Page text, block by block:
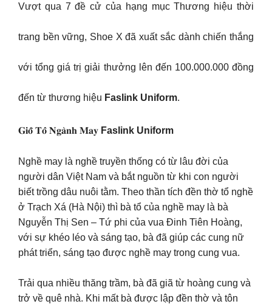
Vượt qua 7 đề cử của hạng mục Thương hiệu thời
trang bền vững, Shoe X đã xuất sắc dành chiến thắng
với tổng giá trị giải thưởng lên đến 100.000.000 đồng
đến từ thương hiệu Faslink Uniform.
𝐆𝐢𝐨̂̃ 𝐓𝐨̂̉ 𝐍𝐠𝐚̀𝐧𝐡 𝐌𝐚𝐲 Faslink Uniform
Nghề may là nghề truyền thống có từ lâu đời của
người dân Việt Nam và bắt nguồn từ khi con người
biết trồng dâu nuôi tằm. Theo thần tích đền thờ tổ nghề
ở Trạch Xá (Hà Nội) thì bà tổ của nghề may là bà
Nguyễn Thị Sen – Tứ phi của vua Đinh Tiên Hoàng,
với sự khéo léo và sáng tạo, bà đã giúp các cung nữ
phát triển, sáng tạo được nghề may trong cung vua.
Trải qua nhiều thăng trầm, bà đã giã từ hoàng cung và
trở về quê nhà. Khi mất bà được lập đền thờ và tôn